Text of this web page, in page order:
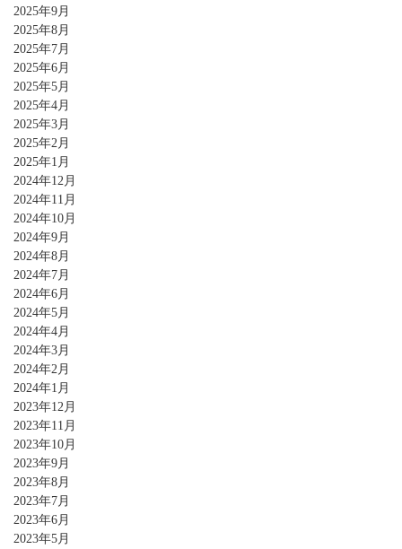
2025年9月
2025年8月
2025年7月
2025年6月
2025年5月
2025年4月
2025年3月
2025年2月
2025年1月
2024年12月
2024年11月
2024年10月
2024年9月
2024年8月
2024年7月
2024年6月
2024年5月
2024年4月
2024年3月
2024年2月
2024年1月
2023年12月
2023年11月
2023年10月
2023年9月
2023年8月
2023年7月
2023年6月
2023年5月